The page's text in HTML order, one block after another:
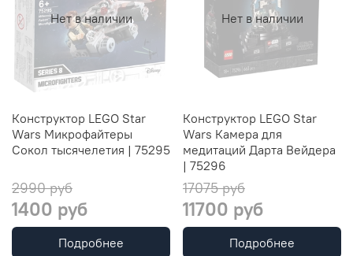
Нет в наличии
Конструктор LEGO Star
Wars Микрофайтеры
Сокол тысячелетия | 75295
2990 руб
1400 руб
Подробнее
Нет в наличии
Конструктор LEGO Star
Wars Камера для
медитаций Дарта Вейдера
| 75296
17075 руб
11700 руб
Подробнее